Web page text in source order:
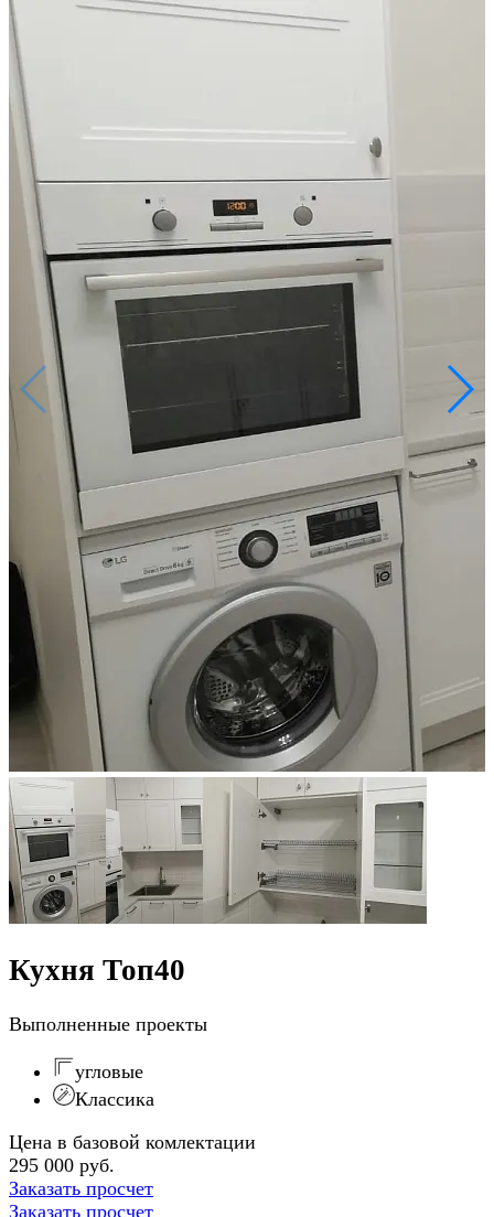
Кухня Топ40
Выполненные проекты
угловые
Классика
Цена в базовой комлектации
295 000 руб.
Заказать просчет
Заказать просчет